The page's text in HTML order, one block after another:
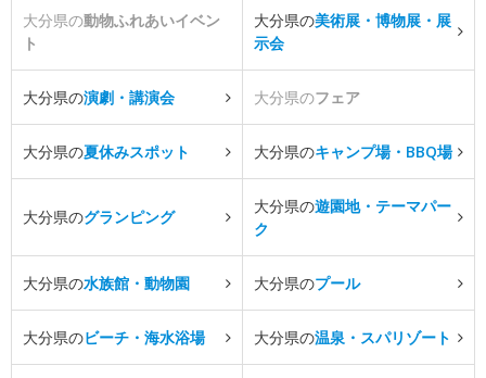
大分県の動物ふれあいイベン
ト
大分県の美術展・博物展・展
示会
大分県の演劇・講演会 大分県のフェア
大分県の夏休みスポット 大分県のキャンプ場・BBQ場
大分県のグランピング
大分県の遊園地・テーマパー
ク
大分県の水族館・動物園 大分県のプール
大分県のビーチ・海水浴場 大分県の温泉・スパリゾート